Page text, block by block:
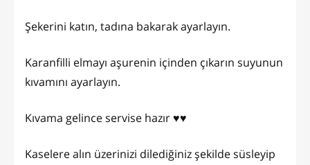
Şekerini katın, tadına bakarak ayarlayın.
Karanfilli elmayı aşurenin içinden çıkarın suyunun
kıvamını ayarlayın.
Kıvama gelince servise hazır ♥️♥️
Kaselere alın üzerinizi dilediğiniz şekilde süsleyip